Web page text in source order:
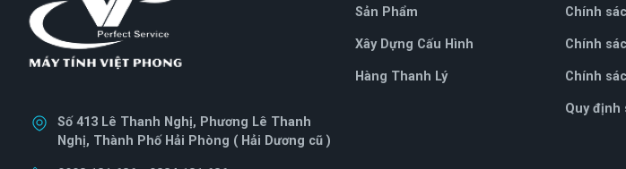
Số 413 Lê Thanh Nghị, Phương Lê Thanh
Nghị, Thành Phố Hải Phòng ( Hải Dương cũ )
Sản Phẩm
Xây Dựng Cấu Hình
Hàng Thanh Lý
Chính
Chính
Chính
Quy định